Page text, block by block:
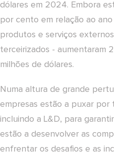
dólares em 2024. Embora
por cento em relação ao
produtos e serviços
terceirizados - aumentaram
milhões de dólares.
Numa altura de grande
empresas estão a puxar por
incluindo a L&D, para
estão a desenvolver as
enfrentar os desafios e as